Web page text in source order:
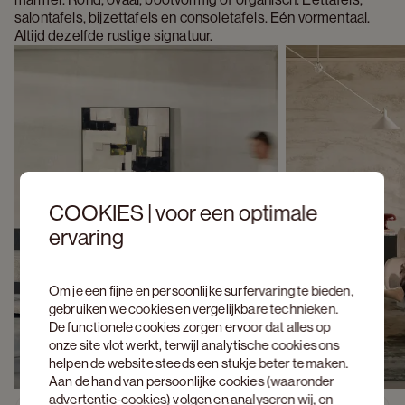
COOKIES | voor een optimale
ervaring
Om je een fijne en persoonlijke surfervaring te bieden,
gebruiken we cookies en vergelijkbare technieken.
De functionele cookies zorgen ervoor dat alles op
onze site vlot werkt, terwijl analytische cookies ons
helpen de website steeds een stukje beter te maken.
Aan de hand van persoonlijke cookies (waaronder
advertentie-cookies) volgen en analyseren wij, en
salontafels, bijzettafels en consoletafels. Eén vormentaal.
Altijd dezelfde rustige signatuur.